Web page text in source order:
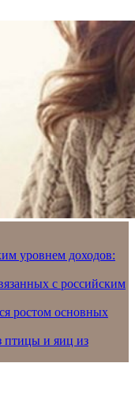
уровнем доходов:
с российским
ростом основных
птицы и яиц из